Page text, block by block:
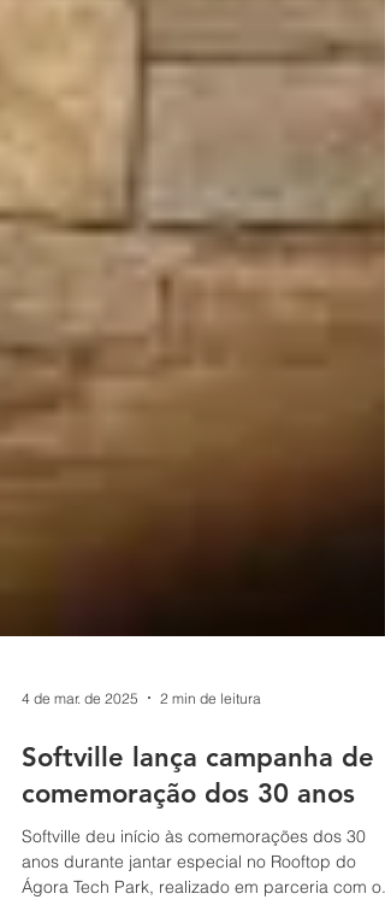
4 de mar. de 2025 2 min de leitura
Softville lança campanha de
comemoração dos 30 anos